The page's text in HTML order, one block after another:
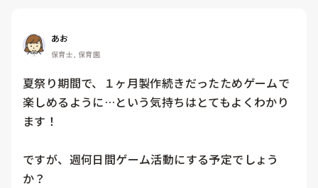
あお
保育士, 保育園
夏祭り期間で、１ヶ月製作続きだったためゲームで
楽しめるように…という気持ちはとてもよくわかり
ます！
ですが、週何日間ゲーム活動にする予定でしょう
か？